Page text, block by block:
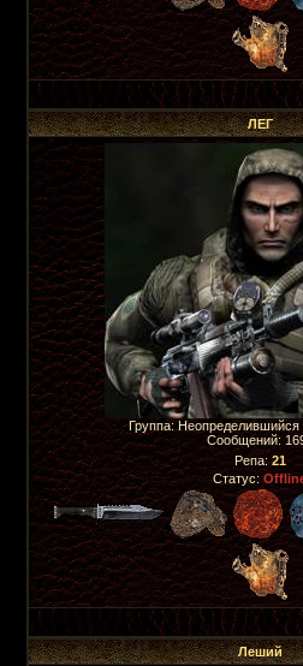
ЛЕГ
Группа: Неопределившийся
Сообщений:
Репа: 21
Статус:
Леший